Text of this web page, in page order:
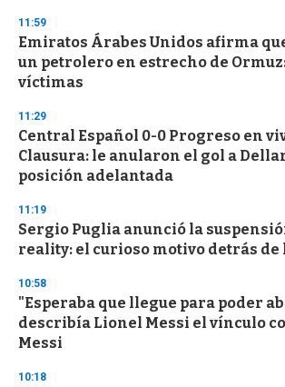
d
s
11:59
Emiratos Árabes Unidos afirma
un petrolero en estrecho de
víctimas
11:29
Central Español 0-0 Progreso en
Clausura: le anularon el gol a
posición adelantada
11:19
Sergio Puglia anunció la
reality: el curioso motivo detrás de
10:58
"Esperaba que llegue para poder
describía Lionel Messi el vínculo
Messi
10:18